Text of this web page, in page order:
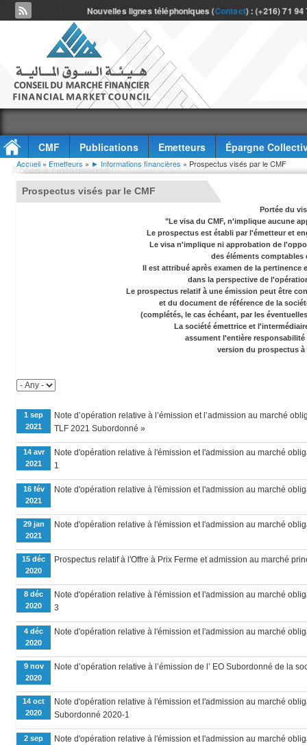
Nouvelles lignes téléphoniques (Contact) : (+216) 71
CMF Publications Emetteurs
Épargne
Accès à l'information
Vous êtes ici
Accueil » Emetteurs » ► Informations financières » Prospectus visés par le CMF
Prospectus visés par le CMF
Portée du
"Le visa du CMF, n'implique aucune
Le prospectus est établi par l'émetteur et
Le visa n'implique ni approbation de
des éléments comptables
Il est attribué après examen de la
dans la perspective de
Le prospectus relatif à une émission peut être
et du document de référence de la
(complétés, le cas échéant, par les
La société émettrice et
assument l'entière
version du prospectus à
1 sep
2021
Note d’opération relative à l’émission et l’admission au marché
TLF 2021 Subordonné »
14 avr
2021
Note d'opération relative à l'émission et l'admission au marché
1
16 fév
2021
Note d'opération relative à l'émission et l'admission au marché
29 jan
2021
Note d'opération relative à l'émission et l'admission au marché
15 déc
2020
Prospectus relatif à l'Offre à Prix Ferme et admission au marché
8 déc
2020
Note d'opération relative à l'émission et l'admission au marché
3
4 déc
2020
Note d'opération relative à l'émission et l'admission au marché
9 nov
2020
Note d’opération relative à l’émission de l’ EO Subordonné de la
14 oct
2020
Note d'opération relative à l'émission et l'admission au marché
Subordonné 2020-1
2 sep
Note d'opération relative à l'émission et l'admission au marché